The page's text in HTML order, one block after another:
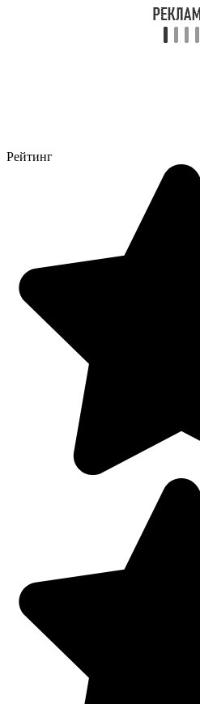
Рейтинг